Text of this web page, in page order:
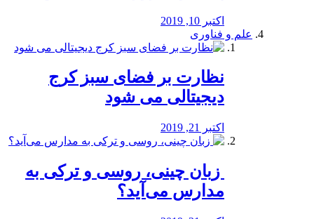
اکتبر 10, 2019
علم و فناوری
نظارت بر فضای سبز کرج
دیجیتالی می شود
اکتبر 21, 2019
️ زبان چینی، روسی و ترکی به
مدارس می‌آید؟